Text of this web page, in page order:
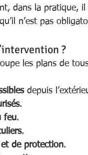
dans la pratique,
n’est pas
?
les plans de
depuis
.
feu.
.
de protection.